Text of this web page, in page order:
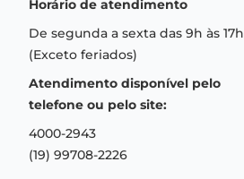
Formas de pagamento
Aviso de privacidade
Termos e condições de uso
Garantia
Troca e devolução
Central de relacionamento
Horário de atendimento
De segunda a sexta das 9h às 17h
(Exceto feriados)
Atendimento disponível pelo
telefone ou pelo site:
4000-2943
(19) 99708-2226